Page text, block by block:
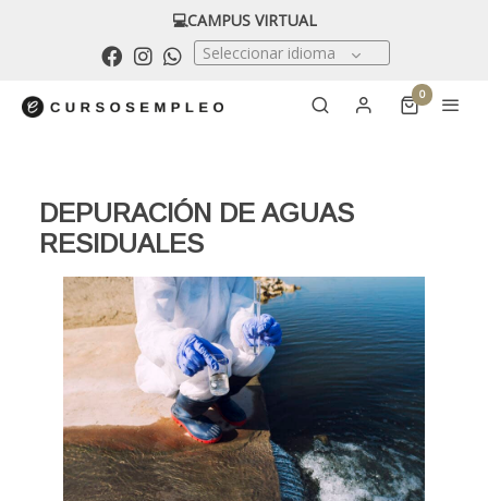
💻CAMPUS VIRTUAL
Seleccionar idioma
0
DEPURACIÓN DE AGUAS
RESIDUALES